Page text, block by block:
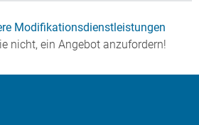
Modifikationsdienstleistungen
nicht, ein Angebot anzufordern!